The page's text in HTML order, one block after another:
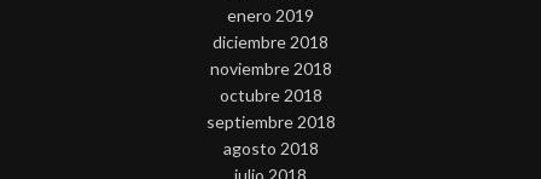
enero 2019
diciembre 2018
noviembre 2018
octubre 2018
septiembre 2018
agosto 2018
julio 2018